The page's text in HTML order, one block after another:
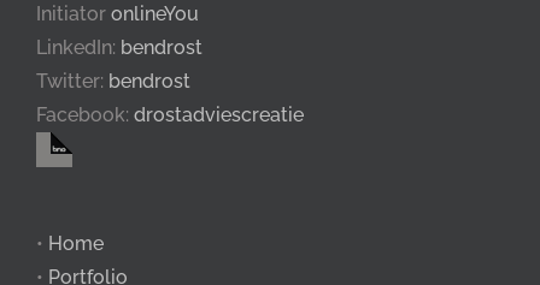
Initiator onlineYou
LinkedIn: bendrost
Twitter: bendrost
Facebook: drostadviescreatie
• Home
• Portfolio